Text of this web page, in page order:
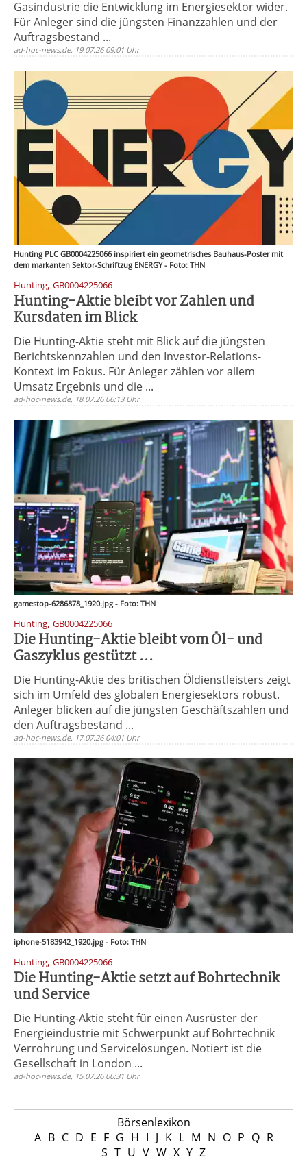
Gasindustrie die Entwicklung im Energiesektor wider.
Für Anleger sind die jüngsten Finanzzahlen und der
Auftragsbestand ...
ad-hoc-news.de, 19.07.26 09:01 Uhr
Hunting PLC GB0004225066 inspiriert ein geometrisches Bauhaus-Poster mit
dem markanten Sektor-Schriftzug ENERGY - Foto: THN
Hunting, GB0004225066
Hunting-Aktie bleibt vor Zahlen und
Kursdaten im Blick
Die Hunting-Aktie steht mit Blick auf die jüngsten
Berichtskennzahlen und den Investor-Relations-
Kontext im Fokus. Für Anleger zählen vor allem
Umsatz Ergebnis und die ...
ad-hoc-news.de, 18.07.26 06:13 Uhr
gamestop-6286878_1920.jpg - Foto: THN
Hunting, GB0004225066
Die Hunting-Aktie bleibt vom Öl- und
Gaszyklus gestützt ...
Die Hunting-Aktie des britischen Öldienstleisters zeigt
sich im Umfeld des globalen Energiesektors robust.
Anleger blicken auf die jüngsten Geschäftszahlen und
den Auftragsbestand ...
ad-hoc-news.de, 17.07.26 04:01 Uhr
iphone-5183942_1920.jpg - Foto: THN
Hunting, GB0004225066
Die Hunting-Aktie setzt auf Bohrtechnik
und Service
Die Hunting-Aktie steht für einen Ausrüster der
Energieindustrie mit Schwerpunkt auf Bohrtechnik
Verrohrung und Servicelösungen. Notiert ist die
Gesellschaft in London ...
ad-hoc-news.de, 15.07.26 00:31 Uhr
Börsenlexikon
A B C D E F G H I J K L M N O P Q R
S T U V W X Y Z